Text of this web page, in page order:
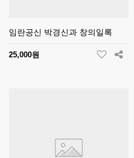
임란공신 박경신과 창의일록
25,000원